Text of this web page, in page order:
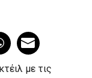
με τις